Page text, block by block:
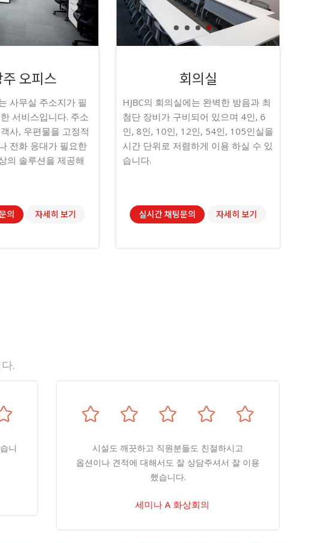
오피스
사무실 주소지가 필
서비스입니다. 주소
사, 우편물을 고정적
전화 응대가 필요한
의 솔루션을 제공해
의 자세히 보기
3 4 5
3 4 5
회의실
HJBC의 회의실에는 완벽한 방음과 최
첨단 장비가 구비되어 있으며 4인, 6
인, 8인, 10인, 12인, 54인, 105인실을
시간 단위로 저렴하게 이용 하실 수 있
습니다.
실시간 채팅문의 자세히 보기
.
니
시설도 깨끗하고 직원분들도 친절하시고
옵션이나 견적에 대해서도 잘 상담주셔서 잘 이용
했습니다.
세미나 A 화상회의